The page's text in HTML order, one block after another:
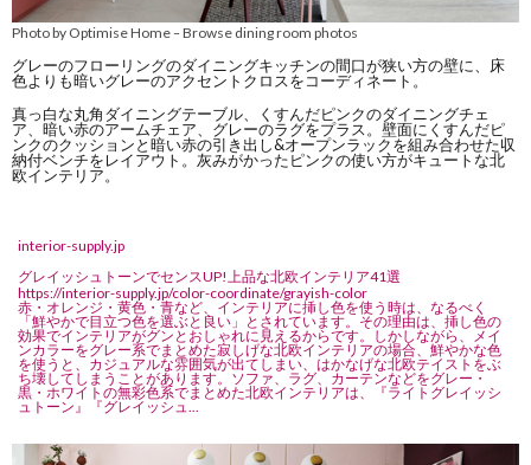
Photo by Optimise Home–Browse dining room photos
グレーのフローリングのダイニングキッチンの間口が狭い方の壁に、床
色よりも暗いグレーのアクセントクロスをコーディネート。
真っ白な丸角ダイニングテーブル、くすんだピンクのダイニングチェ
ア、暗い赤のアームチェア、グレーのラグをプラス。壁面にくすんだピ
ンクのクッションと暗い赤の引き出し&オープンラックを組み合わせた収
納付ベンチをレイアウト。灰みがかったピンクの使い方がキュートな北
欧インテリア。
interior-supply.jp
グレイッシュトーンでセンスUP!上品な北欧インテリア41選
https://interior-supply.jp/color-coordinate/grayish-color
赤・オレンジ・黄色・青など、インテリアに挿し色を使う時は、なるべく
「鮮やかで目立つ色を選ぶと良い」とされています。その理由は、挿し色の
効果でインテリアがグンとおしゃれに見えるからです。しかしながら、メイ
ンカラーをグレー系でまとめた寂しげな北欧インテリアの場合、鮮やかな色
を使うと、カジュアルな雰囲気が出てしまい、はかなげな北欧テイストをぶ
ち壊してしまうことがあります。ソファ、ラグ、カーテンなどをグレー・
黒・ホワイトの無彩色系でまとめた北欧インテリアは、『ライトグレイッシ
ュトーン』『グレイッシュ...